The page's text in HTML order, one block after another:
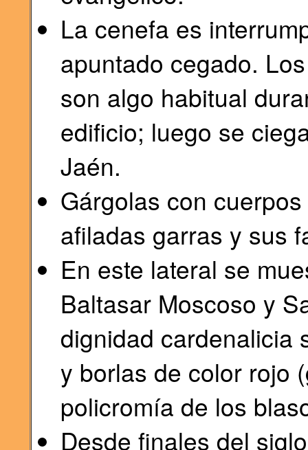
La cenefa es
apuntado cegado.
son algo habitual
edificio; luego se
Jaén.
Gárgolas con
afiladas garras y sus
En este lateral se
Baltasar Moscoso y
dignidad cardenalicia
y borlas de color rojo
policromía de los
Desde finales del